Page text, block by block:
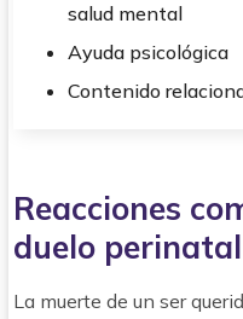
salud mental
Ayuda psicológica
Contenido
Reacciones
duelo perinatal
La muerte de un ser